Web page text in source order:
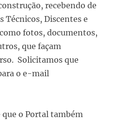
recebendo de
Técnicos, Discentes e
fotos, documentos,
que façam
Solicitamos que
o e-mail
o Portal também